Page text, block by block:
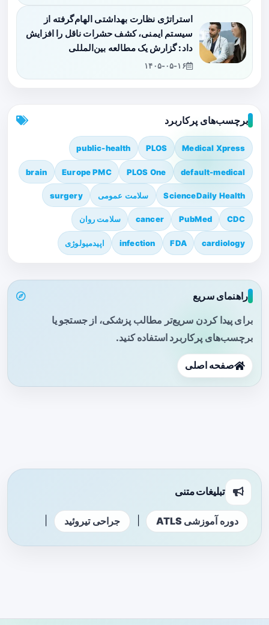
استراتژی نظارت بهداشتی الهام‌گرفته از
سیستم ایمنی، کشف حشرات ناقل را افزایش
داد: گزارش یک مطالعه بین‌المللی
۱۴۰۵-۰۵-۱۶
برچسب‌های پرکاربرد
Medical Xpress
PLOS
public-health
default-medical
PLOS One
Europe PMC
brain
ScienceDaily Health سلامت عمومی surgery
CDC
PubMed
cancer سلامت روان
cardiology
FDA
infection اپیدمیولوژی
راهنمای سریع
برای پیدا کردن سریع‌تر مطالب پزشکی، از جستجو یا
برچسب‌های پرکاربرد استفاده کنید.
صفحه اصلی
تبلیغات متنی
دوره آموزشی ATLS جراحی تیروئید